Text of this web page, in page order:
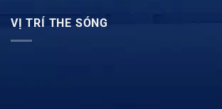
VỊ TRÍ THE SÓNG